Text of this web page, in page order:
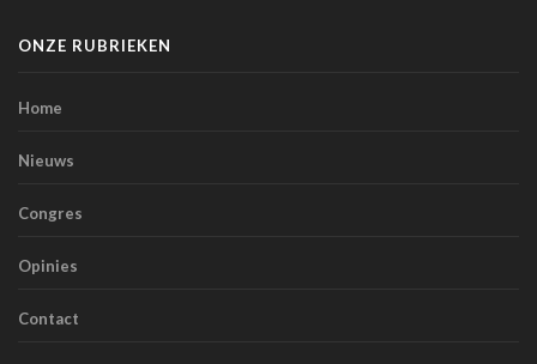
scherpere beelden met minder straling in cathlab
automatisch omzet in medische verslagen
Anthropic lanceert “Claude Science”, een AI-werkomgeving
01 juli 2026 - 20:51
Belgische primeur: een immersieve virtual reality-capsule
ONZE RUBRIEKEN
Home
Nieuws
Congres
Opinies
Contact